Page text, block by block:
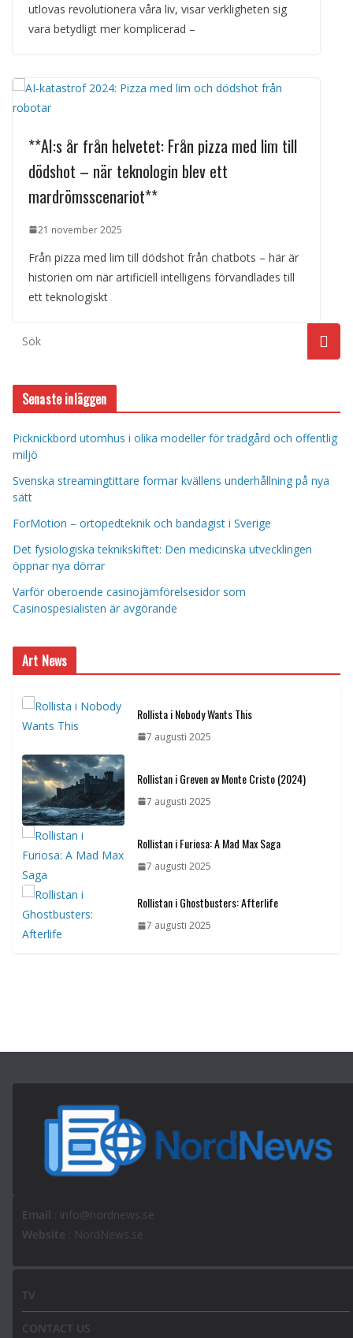
utlovas revolutionera våra liv, visar verkligheten sig
vara betydligt mer komplicerad –
**AI:s år från helvetet: Från pizza med lim till
dödshot – när teknologin blev ett
mardrömsscenariot**
21 november 2025
Från pizza med lim till dödshot från chatbots – här är
historien om när artificiell intelligens förvandlades till
ett teknologiskt
Senaste inläggen
Picknickbord utomhus i olika modeller för trädgård och offentlig
miljö
Svenska streamingtittare formar kvällens underhållning på nya
sätt
ForMotion – ortopedteknik och bandagist i Sverige
Det fysiologiska teknikskiftet: Den medicinska utvecklingen
öppnar nya dörrar
Varför oberoende casinojämförelsesidor som
Casinospesialisten är avgörande
Art News
Rollista i Nobody Wants This
7 augusti 2025
Rollistan i Greven av Monte Cristo (2024)
7 augusti 2025
Rollistan i Furiosa: A Mad Max Saga
7 augusti 2025
Rollistan i Ghostbusters: Afterlife
7 augusti 2025
Email
: info@nordnews.se
Website
: NordNews.se
TV
CONTACT US